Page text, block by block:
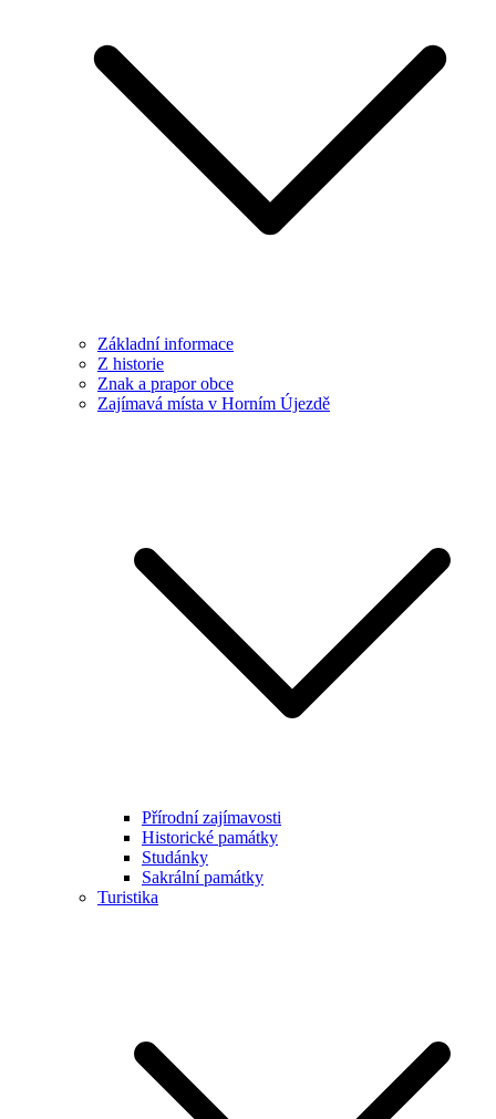
Základní informace
Z historie
Znak a prapor obce
Zajímavá místa v Horním Újezdě
Přírodní zajímavosti
Historické památky
Studánky
Sakrální památky
Turistika